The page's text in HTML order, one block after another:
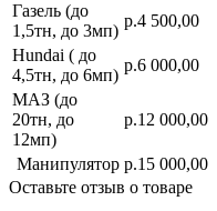
Газель (до
1,5тн, до 3мп)
р.4 500,00
Hundai ( до
4,5тн, до 6мп)
р.6 000,00
МАЗ (до
20тн, до
12мп)
р.12 000,00
Манипулятор р.15 000,00
Оставьте отзыв о товаре